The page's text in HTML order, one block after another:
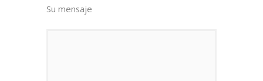
Su mensaje